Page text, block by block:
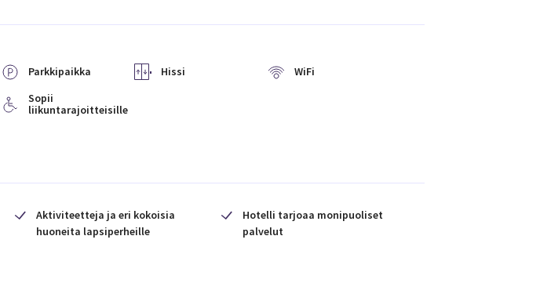
Parkkipaikka Hissi WiFi
Sopii
liikuntarajoitteisille
Aktiviteetteja ja eri kokoisia
huoneita lapsiperheille
Hotelli tarjoaa monipuoliset
palvelut